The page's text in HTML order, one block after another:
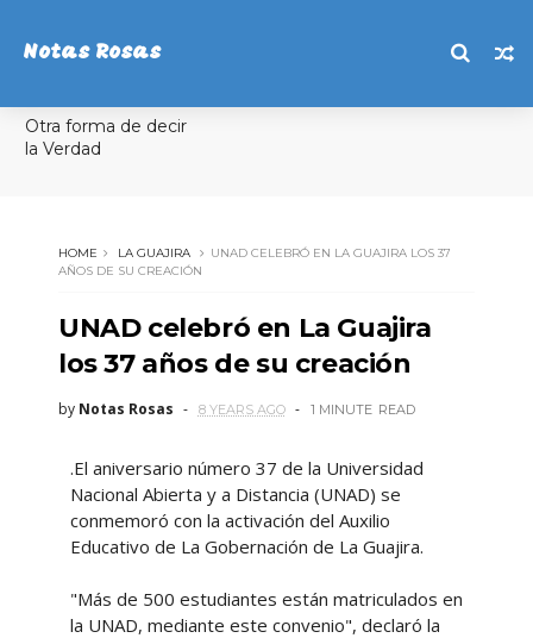
Notas Rosas
Otra forma de decir
la Verdad
HOME LA GUAJIRA
UNAD CELEBRÓ EN LA GUAJIRA LOS 37
AÑOS DE SU CREACIÓN
UNAD celebró en La Guajira
los 37 años de su creación
by Notas Rosas 8 YEARS AGO 1 MINUTE READ
.El aniversario número 37 de la Universidad
Nacional Abierta y a Distancia (UNAD) se
conmemoró con la activación del Auxilio
Educativo de La Gobernación de La Guajira.
"Más de 500 estudiantes están matriculados en
la UNAD, mediante este convenio", declaró la